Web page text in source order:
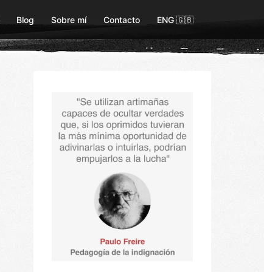
Blog Sobre mí Contacto ENG 🇬🇧